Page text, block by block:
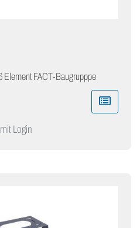
Element FACT-Baugrupppe
Login